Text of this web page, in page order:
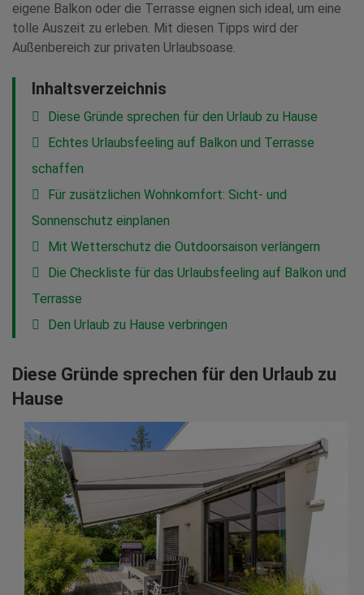
eigene Balkon oder die Terrasse eignen sich ideal, um eine
tolle Auszeit zu erleben. Mit diesen Tipps wird der
Außenbereich zur privaten Urlaubsoase.
Inhaltsverzeichnis
Diese Gründe sprechen für den Urlaub zu Hause
Echtes Urlaubsfeeling auf Balkon und Terrasse
schaffen
Für zusätzlichen Wohnkomfort: Sicht- und
Sonnenschutz einplanen
Mit Wetterschutz die Outdoorsaison verlängern
Die Checkliste für das Urlaubsfeeling auf Balkon und
Terrasse
Den Urlaub zu Hause verbringen
Diese Gründe sprechen für den Urlaub zu
Hause